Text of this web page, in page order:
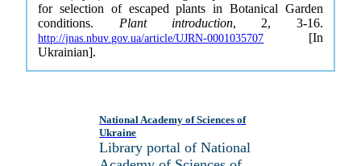
for selection of escaped plants in Botanical Garden
conditions. Plant introduction, 2, 3-16.
http://jnas.nbuv.gov.ua/article/UJRN-0001035707 [In
Ukrainian].
National Academy of Sciences of
Ukraine
Library portal of National